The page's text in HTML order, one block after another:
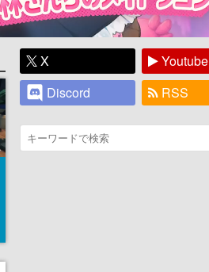
X
Youtube
Discord
RSS